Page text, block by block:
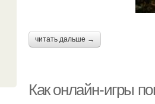
читать дальше →
Как онлайн-игры